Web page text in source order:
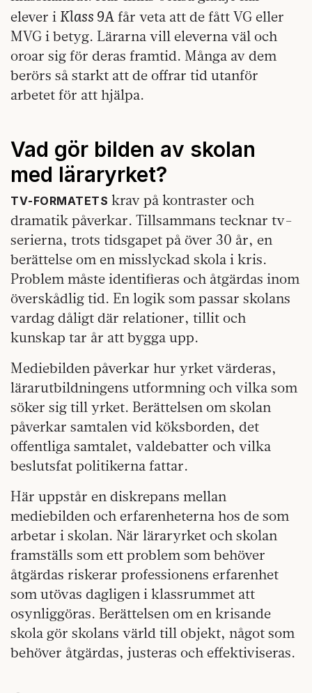
elever i Klass 9A får veta att de fått VG eller
MVG i betyg. Lärarna vill eleverna väl och
oroar sig för deras framtid. Många av dem
berörs så starkt att de offrar tid utanför
arbetet för att hjälpa.
Vad gör bilden av skolan
med läraryrket?
TV‑FORMATETS krav på kontraster och
dramatik påverkar. Tillsammans tecknar tv-
serierna, trots tidsgapet på över 30 år, en
berättelse om en misslyckad skola i kris.
Problem måste identifieras och åtgärdas inom
överskådlig tid. En logik som passar skolans
vardag dåligt där relationer, tillit och
kunskap tar år att bygga upp.
Mediebilden påverkar hur yrket värderas,
lärarutbildningens utformning och vilka som
söker sig till yrket. Berättelsen om skolan
påverkar samtalen vid köksborden, det
offentliga samtalet, valdebatter och vilka
beslutsfat politikerna fattar.
Här uppstår en diskrepans mellan
mediebilden och erfarenheterna hos de som
arbetar i skolan. När läraryrket och skolan
framställs som ett problem som behöver
åtgärdas riskerar professionens erfarenhet
som utövas dagligen i klassrummet att
osynliggöras. Berättelsen om en krisande
skola gör skolans värld till objekt, något som
behöver åtgärdas, justeras och effektiviseras.